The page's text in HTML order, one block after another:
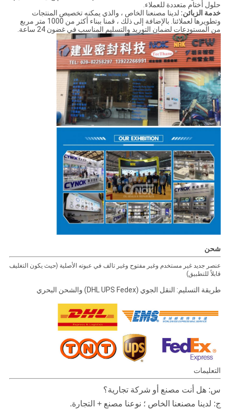
حلول أختام متعددة للعملاء.
خدمة الزبائن: لدينا مصنعنا الخاص ، والذي يمكنه تخصيص المنتجات
وتطويرها لعملائنا. بالإضافة إلى ذلك ، قمنا ببناء أكثر من 1000 متر مربع
من المستودعات لضمان التوريد والتسليم المناسب في غضون 24 ساعة.
شحن
عنصر جديد غير مستخدم وغير مفتوح وغير تالف في عبوته الأصلية (حيث يكون التغليف
قابلاً للتطبيق)
طريقة التسليم: النقل الجوي (DHL UPS Fedex) والشحن البحري
التعليمات
س: هل أنت مصنع أو شركة تجارية؟
ج: لدينا مصنعنا الخاص ؛ نوعنا مصنع + التجارة.